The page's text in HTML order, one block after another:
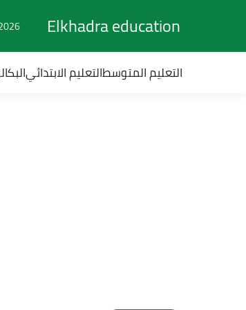
Elkhadra education
التعليم المتوسطالتعليم الابتدائي